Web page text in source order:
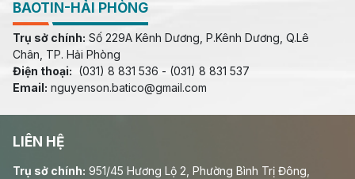
BAOTIN-HẢI PHÒNG
Trụ sở chính: Số 229A Kênh Dương, P.Kênh Dương, Q.Lê
Chân, TP. Hải Phòng
Điện thoại: (031) 8 831 536 - (031) 8 831 537
Email: nguyenson.batico@gmail.com
LIÊN HỆ
Trụ sở chính: 951/45 Hương Lộ 2, Phường Bình Trị Đông,